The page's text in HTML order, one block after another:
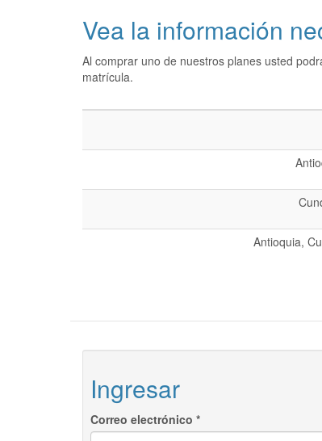
Vea la información
Al comprar uno de nuestros planes usted
matrícula.
Antioquia,
Ingresar
Correo electrónico *